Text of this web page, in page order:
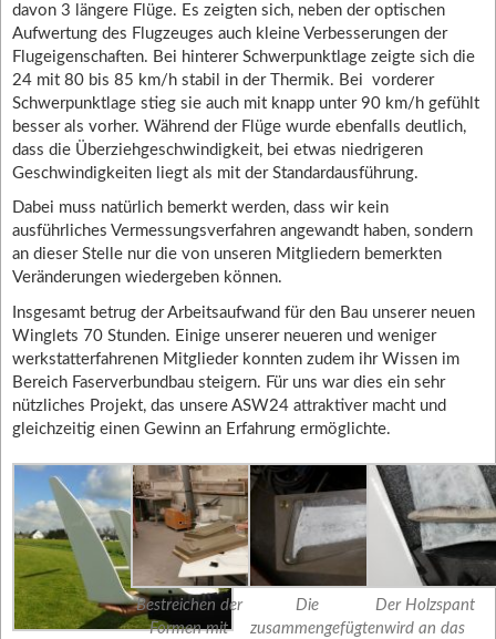
davon 3 längere Flüge. Es zeigten sich, neben der optischen
Aufwertung des Flugzeuges auch kleine Verbesserungen der
Flugeigenschaften. Bei hinterer Schwerpunktlage zeigte sich die
24 mit 80 bis 85 km/h stabil in der Thermik. Bei vorderer
Schwerpunktlage stieg sie auch mit knapp unter 90 km/h gefühlt
besser als vorher. Während der Flüge wurde ebenfalls deutlich,
dass die Überziehgeschwindigkeit, bei etwas niedrigeren
Geschwindigkeiten liegt als mit der Standardausführung.
Dabei muss natürlich bemerkt werden, dass wir kein
ausführliches Vermessungsverfahren angewandt haben, sondern
an dieser Stelle nur die von unseren Mitgliedern bemerkten
Veränderungen wiedergeben können.
Insgesamt betrug der Arbeitsaufwand für den Bau unserer neuen
Winglets 70 Stunden. Einige unserer neueren und weniger
werkstatterfahrenen Mitglieder konnten zudem ihr Wissen im
Bereich Faserverbundbau steigern. Für uns war dies ein sehr
nützliches Projekt, das unsere ASW24 attraktiver macht und
gleichzeitig einen Gewinn an Erfahrung ermöglichte.
Bestreichen der
Formen mit
Die
zusammengefügten
Der Holzspant
wird an das